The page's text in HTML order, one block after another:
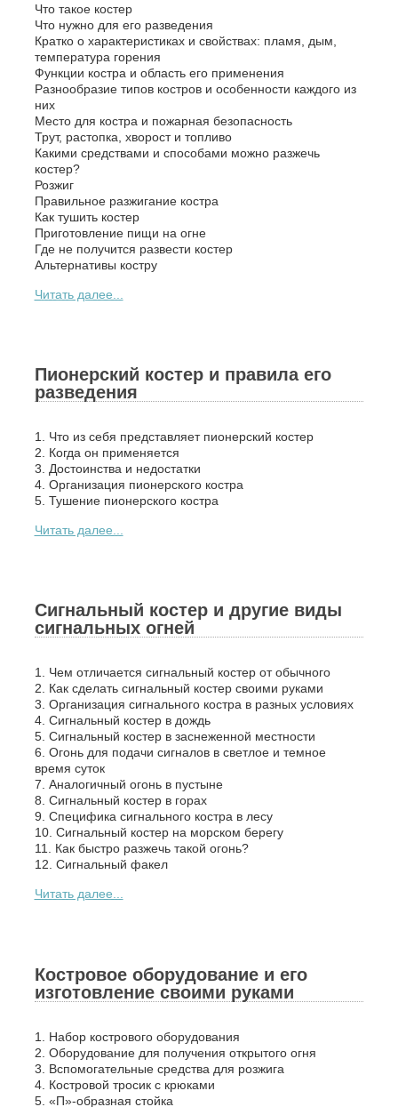
Что такое костер
Что нужно для его разведения
Кратко о характеристиках и свойствах: пламя, дым,
температура горения
Функции костра и область его применения
Разнообразие типов костров и особенности каждого из
них
Место для костра и пожарная безопасность
Трут, растопка, хворост и топливо
Какими средствами и способами можно разжечь
костер?
Розжиг
Правильное разжигание костра
Как тушить костер
Приготовление пищи на огне
Где не получится развести костер
Альтернативы костру
Читать далее...
Пионерский костер и правила его
разведения
1. Что из себя представляет пионерский костер
2. Когда он применяется
3. Достоинства и недостатки
4. Организация пионерского костра
5. Тушение пионерского костра
Читать далее...
Сигнальный костер и другие виды
сигнальных огней
1. Чем отличается сигнальный костер от обычного
2. Как сделать сигнальный костер своими руками
3. Организация сигнального костра в разных условиях
4. Сигнальный костер в дождь
5. Сигнальный костер в заснеженной местности
6. Огонь для подачи сигналов в светлое и темное
время суток
7. Аналогичный огонь в пустыне
8. Сигнальный костер в горах
9. Специфика сигнального костра в лесу
10. Сигнальный костер на морском берегу
11. Как быстро разжечь такой огонь?
12. Сигнальный факел
Читать далее...
Костровое оборудование и его
изготовление своими руками
1. Набор кострового оборудования
2. Оборудование для получения открытого огня
3. Вспомогательные средства для розжига
4. Костровой тросик с крюками
5. «П»-образная стойка